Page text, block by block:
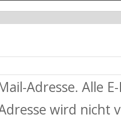
Adresse. Alle
wird